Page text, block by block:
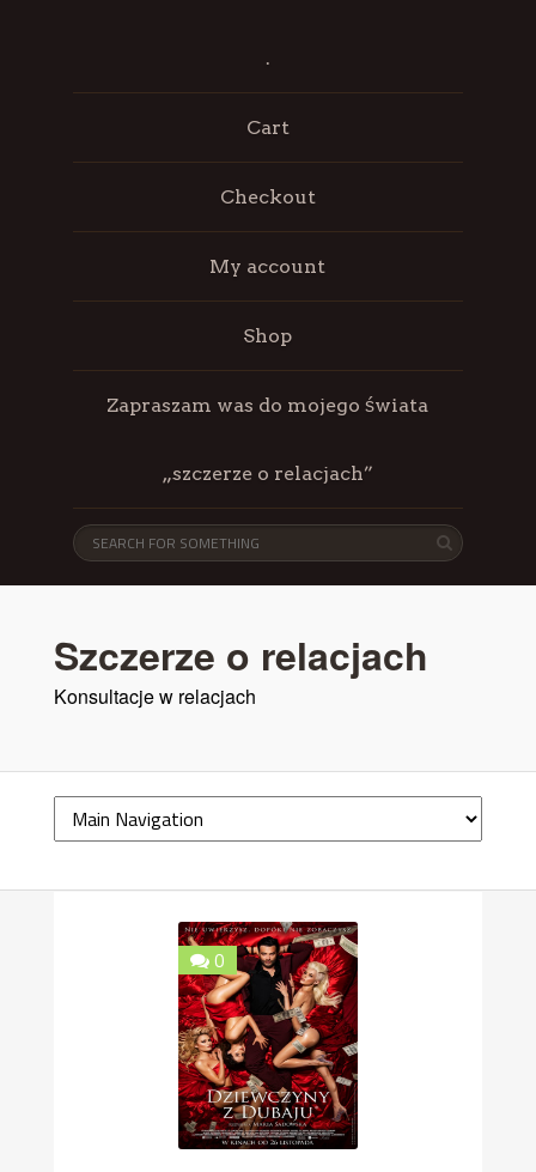
.
Cart
Checkout
My account
Shop
Zapraszam was do mojego świata
„szczerze o relacjach”
Szczerze o relacjach
Konsultacje w relacjach
0